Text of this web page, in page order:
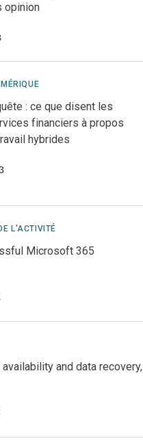
opinion
: ce que disent les
financiers à propos
hybrides
L'ACTIVITÉ
Microsoft 365
and data recovery,